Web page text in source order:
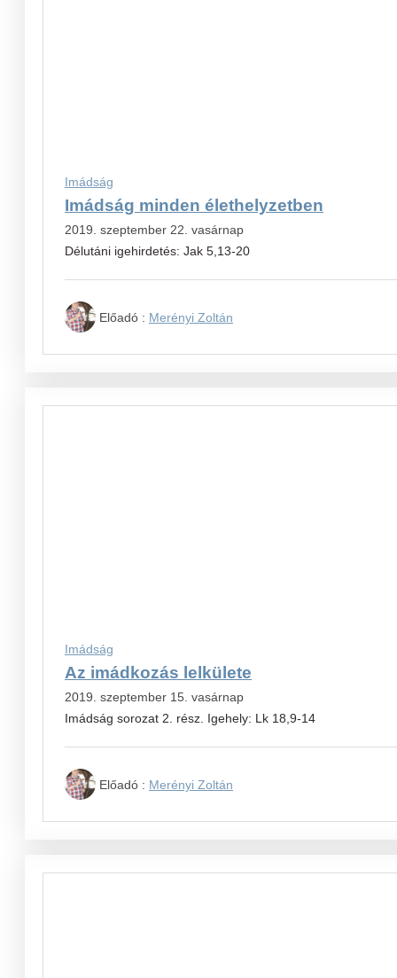
Imádság
Imádság minden élethelyzetben
2019. szeptember 22. vasárnap
Délutáni igehirdetés: Jak 5,13-20
Előadó : Merényi Zoltán
Imádság
Az imádkozás lelkülete
2019. szeptember 15. vasárnap
Imádság sorozat 2. rész. Igehely: Lk 18,9-14
Előadó : Merényi Zoltán